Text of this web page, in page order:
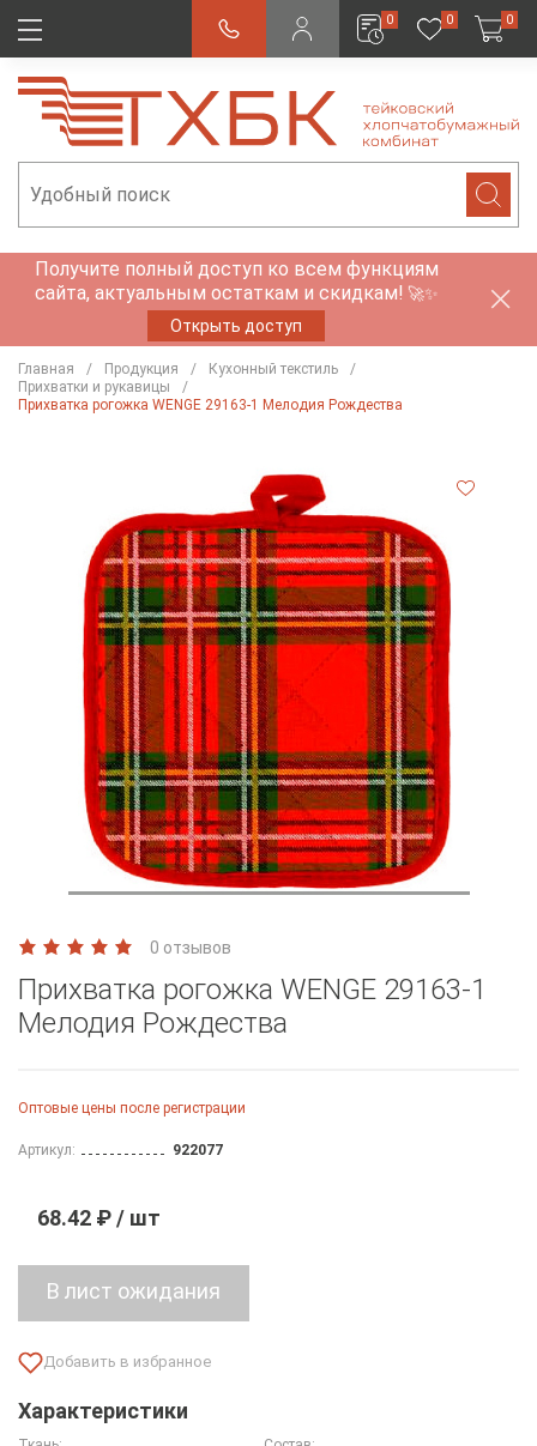
0 0 0
Получите полный доступ ко всем функциям
сайта, актуальным остаткам и скидкам! 🚀✨
Открыть доступ
Главная Продукция
Кухонный текстиль
Прихватки и рукавицы
Прихватка рогожка WENGE 29163-1 Мелодия Рождества
0 отзывов
Прихватка рогожка WENGE 29163-1
Мелодия Рождества
Оптовые цены после регистрации
Артикул: 922077
68.42 ₽ / шт
Характеристики